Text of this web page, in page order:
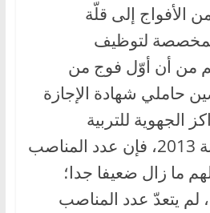
الأفواج إلى قلّة
لتوظيف
من أن أوّل فوج من
حاملي شهادة الإجازة
الجهوية للتربية
والتكوين تخرّج سنة 2013، فإن عدد المناصب
ما زال ضعيفا جدا؛
لم يتعدّ عدد المناصب